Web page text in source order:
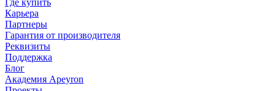
Где купить
Карьера
Партнеры
Гарантия от производителя
Реквизиты
Поддержка
Блог
Академия Apeyron